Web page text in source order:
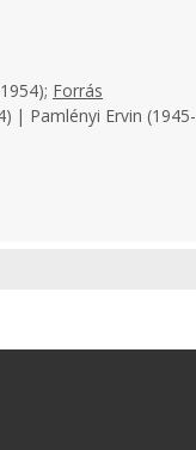
Forrás
| Pamlényi Ervin